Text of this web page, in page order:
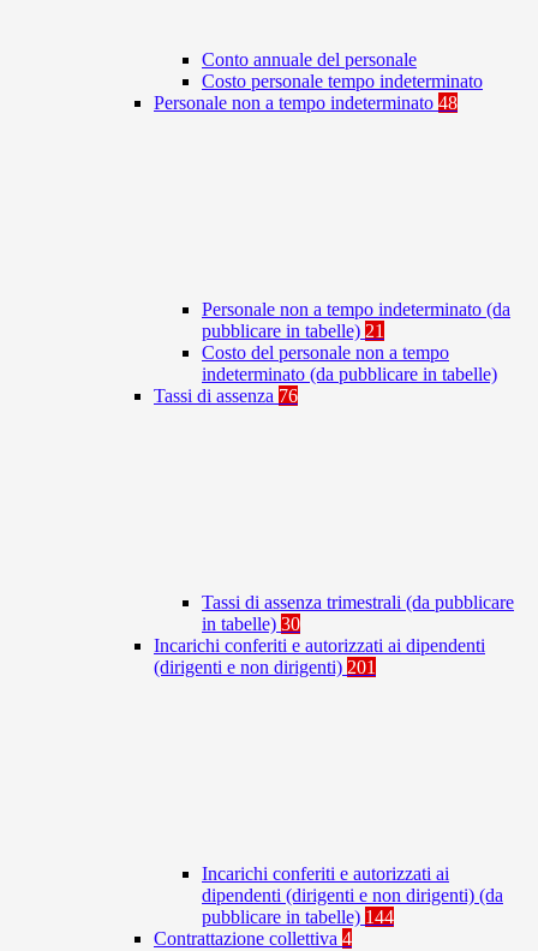
Conto annuale del personale
Costo personale tempo indeterminato
Personale non a tempo indeterminato 48
Personale non a tempo indeterminato (da
pubblicare in tabelle) 21
Costo del personale non a tempo
indeterminato (da pubblicare in tabelle)
Tassi di assenza 76
Tassi di assenza trimestrali (da pubblicare
in tabelle) 30
Incarichi conferiti e autorizzati ai dipendenti
(dirigenti e non dirigenti) 201
Incarichi conferiti e autorizzati ai
dipendenti (dirigenti e non dirigenti) (da
pubblicare in tabelle) 144
Contrattazione collettiva 4